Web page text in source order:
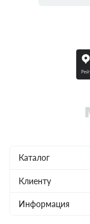
Каталог
Чемоданы
Рюкзаки
Клиенту
Магазины
Информация